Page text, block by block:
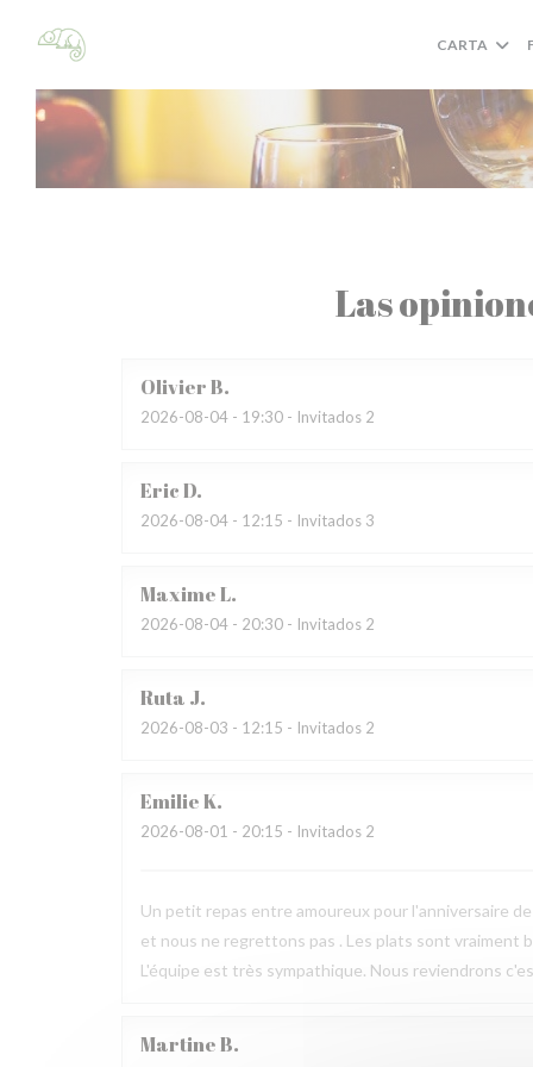
CARTA
Las
OlivierB
2026-08-04 - 19:30 - Invitados 2
EricD
2026-08-04 - 12:15 - Invitados 3
MaximeL
2026-08-04 - 20:30 - Invitados 2
Ruta J
2026-08-03 - 12:15 - Invitados 2
EmilieK
2026-08-01 - 20:15 - Invitados 2
Un petit repas entre amoureux pour l'anniversaire
et nous ne regrettons pas . Les plats sont vraiment
L'équipe est très sympathique. Nous reviendrons
MartineB